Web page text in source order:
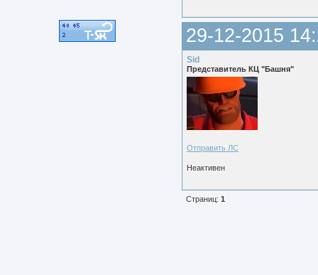
29-12-2015
Sid
Представитель КЦ "Башня"
Отправить ЛС
Неактивен
Страниц: 1